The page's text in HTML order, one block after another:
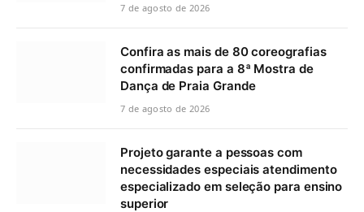
7 de agosto de 2026
Confira as mais de 80 coreografias
confirmadas para a 8ª Mostra de
Dança de Praia Grande
7 de agosto de 2026
Projeto garante a pessoas com
necessidades especiais atendimento
especializado em seleção para ensino
superior